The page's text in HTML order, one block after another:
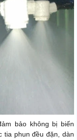
bảo không bị biến
tia phun đều đặn, dàn